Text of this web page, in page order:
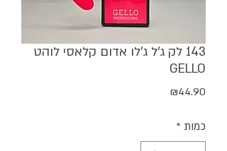
143 לק ג'ל ג'לו אדום קלאסי לוהט
GELLO
₪44.90
כמות *